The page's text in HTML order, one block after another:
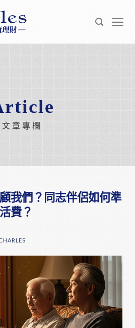
文章專欄
我們？同志伴侶如何準
費？